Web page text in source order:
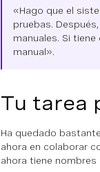
«Hago que el
pruebas.
manuales. Si
manual».
Tu tarea
Ha quedado
ahora en colaborar
ahora tiene